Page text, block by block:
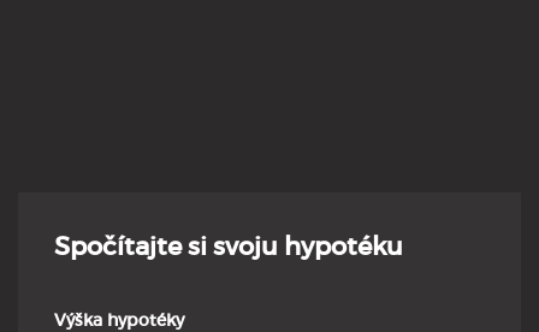
Spočítajte si svoju hypotéku
Výška hypotéky